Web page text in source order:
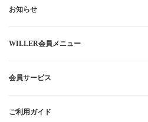
お知らせ
WILLER会員メニュー
会員サービス
ご利用ガイド